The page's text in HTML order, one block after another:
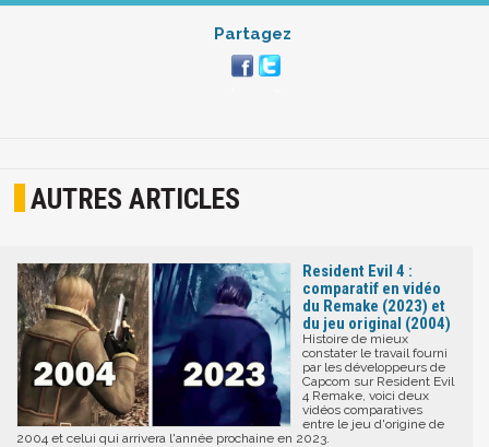
Partagez
AUTRES ARTICLES
Resident Evil 4 :
comparatif en vidéo
du Remake (2023) et
du jeu original (2004)
Histoire de mieux
constater le travail fourni
par les développeurs de
Capcom sur Resident Evil
4 Remake, voici deux
vidéos comparatives
entre le jeu d'origine de
2004 et celui qui arrivera l'année prochaine en 2023.